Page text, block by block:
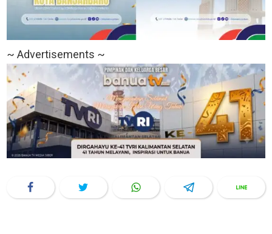
~ Advertisements ~